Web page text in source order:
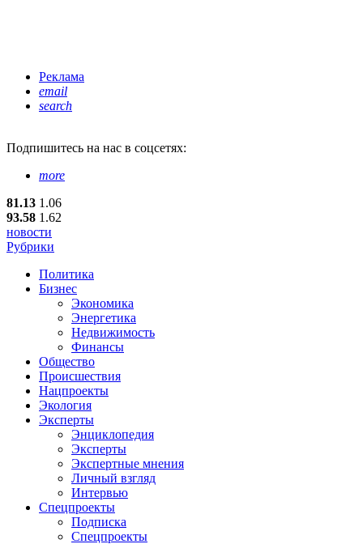
Реклама
email
search
Подпишитесь на нас в соцсетях:
more
81.13 1.06
93.58 1.62
новости
Рубрики
Политика
Бизнес
Экономика
Энергетика
Недвижимость
Финансы
Общество
Происшествия
Нацпроекты
Экология
Эксперты
Энциклопедия
Эксперты
Экспертные мнения
Личный взгляд
Интервью
Спецпроекты
Подписка
Спецпроекты